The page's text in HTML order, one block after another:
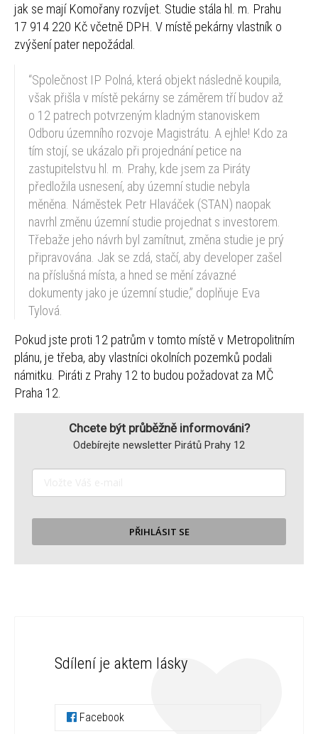
jak se mají Komořany rozvíjet. Studie stála hl. m. Prahu
17 914 220 Kč včetně DPH. V místě pekárny vlastník o
zvýšení pater nepožádal.
“Společnost IP Polná, která objekt následně koupila,
však přišla v místě pekárny se záměrem tří budov až
o 12 patrech potvrzeným kladným stanoviskem
Odboru územního rozvoje Magistrátu. A ejhle! Kdo za
tím stojí, se ukázalo při projednání petice na
zastupitelstvu hl. m. Prahy, kde jsem za Piráty
předložila usnesení, aby územní studie nebyla
měněna. Náměstek Petr Hlaváček (STAN) naopak
navrhl změnu územní studie projednat s investorem.
Třebaže jeho návrh byl zamítnut, změna studie je prý
připravována. Jak se zdá, stačí, aby developer zašel
na příslušná místa, a hned se mění závazné
dokumenty jako je územní studie,” doplňuje Eva
Tylová.
Pokud jste proti 12 patrům v tomto místě v Metropolitním
plánu, je třeba, aby vlastníci okolních pozemků podali
námitku. Piráti z Prahy 12 to budou požadovat za MČ
Praha 12.
Chcete být průběžně informováni?
Odebírejte newsletter Pirátů Prahy 12
PŘIHLÁSIT SE
Sdílení je aktem lásky
Facebook